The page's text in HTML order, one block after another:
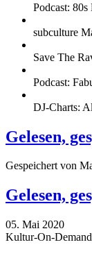
Podcast:
subculture
Save The
Podcast:
DJ-Charts:
Gelesen,
Gespeichert von
Gelesen,
05. Mai 2020
Kultur-On-